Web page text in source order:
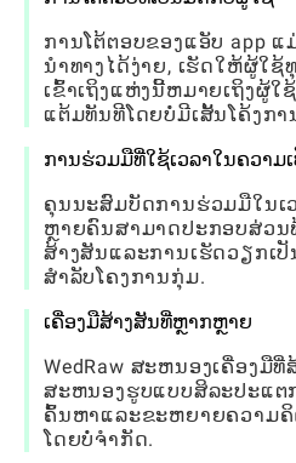
ການໂຕ້ຕອບຂອງແອັບ app
ນໍາທາງໄດ້ງ່າຍ, ເຮັດໃຫ້ຜູ້ໃ
ເຂົ້າເຖິງແຫ່ງນີ້ຫມາຍເຖິງຜູ້
ແຕ້ມທັນທີໂດຍບໍ່ມີເສັ້ນໂຄ້ງກ
ການຮ່ວມມືທີ່ໃຊ້ເວລາໃນຄວາມ
ຄຸນນະສົມບັດການຮ່ວມມືໃນເ
ຫຼາຍຄົນສາມາດປະກອບສ່ວນ
ສ້າງສັນແລະການເຮັດວຽກເປັ
ສໍາລັບໂຄງການກຸ່ມ.
ເຄື່ອງມືສ້າງສັນທີ່ຫຼາກຫຼາຍ
WedRaw ສະຫນອງເຄື່ອງມື
ສະຫນອງຮູບແບບສິລະປະແຕ
ຄົ້ນຫາແລະຂະຫຍາຍຄວາມຄິ
ໂດຍບໍ່ຈໍາກັດ.